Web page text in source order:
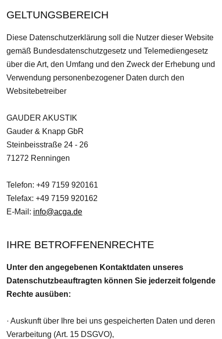
GELTUNGSBEREICH
Diese Datenschutzerklärung soll die Nutzer dieser Website
gemäß Bundesdatenschutzgesetz und Telemediengesetz
über die Art, den Umfang und den Zweck der Erhebung und
Verwendung personenbezogener Daten durch den
Websitebetreiber
GAUDER AKUSTIK
Gauder & Knapp GbR
Steinbeisstraße 24 - 26
71272 Renningen
Telefon: +49 7159 920161
Telefax: +49 7159 920162
E-Mail: info@acga.de
IHRE BETROFFENENRECHTE
Unter den angegebenen Kontaktdaten unseres
Datenschutzbeauftragten können Sie jederzeit folgende
Rechte ausüben:
· Auskunft über Ihre bei uns gespeicherten Daten und deren
Verarbeitung (Art. 15 DSGVO),